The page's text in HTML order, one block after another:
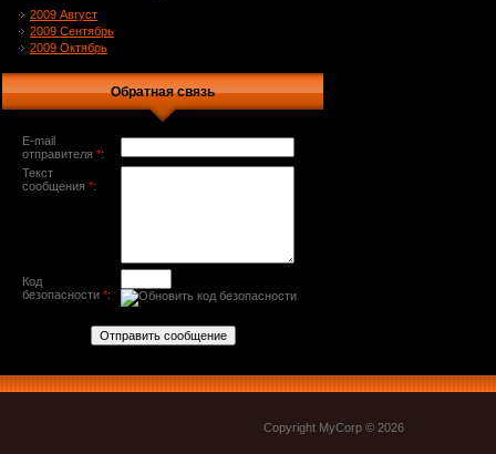
2009 Август
2009 Сентябрь
2009 Октябрь
Обратная связь
E-mail
отправителя *:
Текст
сообщения *:
Код
безопасности *:
Copyright MyCorp © 2026